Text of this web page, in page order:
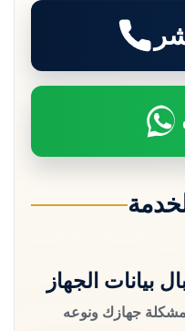
بيانات الجهاز
بمشكلة جهازك ونوعه